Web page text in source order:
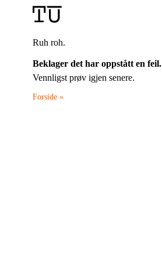
Ruh roh.
Beklager det har oppstått en feil.
Vennligst prøv igjen senere.
Forside »